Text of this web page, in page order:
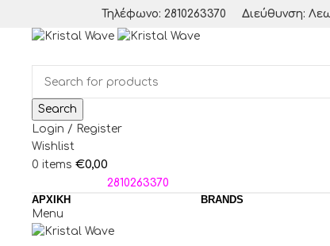
Τηλέφωνο: 2810263370 Διεύθυνση:
Search
Login / Register
Wishlist
0 items €0,00
2810263370
ΑΡΧΙΚΗ
BRANDS
Menu